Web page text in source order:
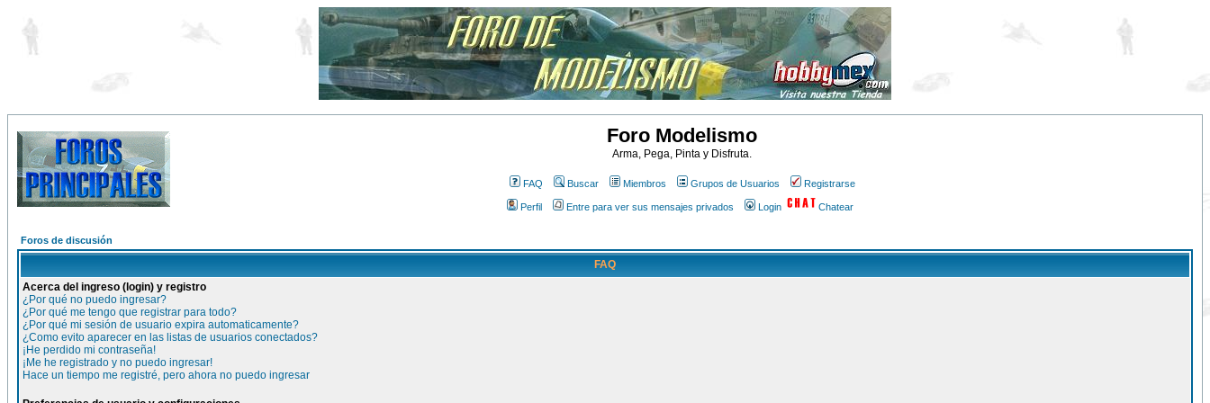
Foro Modelismo
Arma, Pega, Pinta y Disfruta.
FAQ Buscar Miembros Grupos de Usuarios Registrarse
Perfil Entre para ver sus mensajes privados Login Chatear
Foros de discusión
FAQ
Acerca del ingreso (login) y registro
¿Por qué no puedo ingresar?
¿Por qué me tengo que registrar para todo?
¿Por qué mi sesión de usuario expira automaticamente?
¿Como evito aparecer en las listas de usuarios conectados?
¡He perdido mi contraseña!
¡Me he registrado y no puedo ingresar!
Hace un tiempo me registré, pero ahora no puedo ingresar